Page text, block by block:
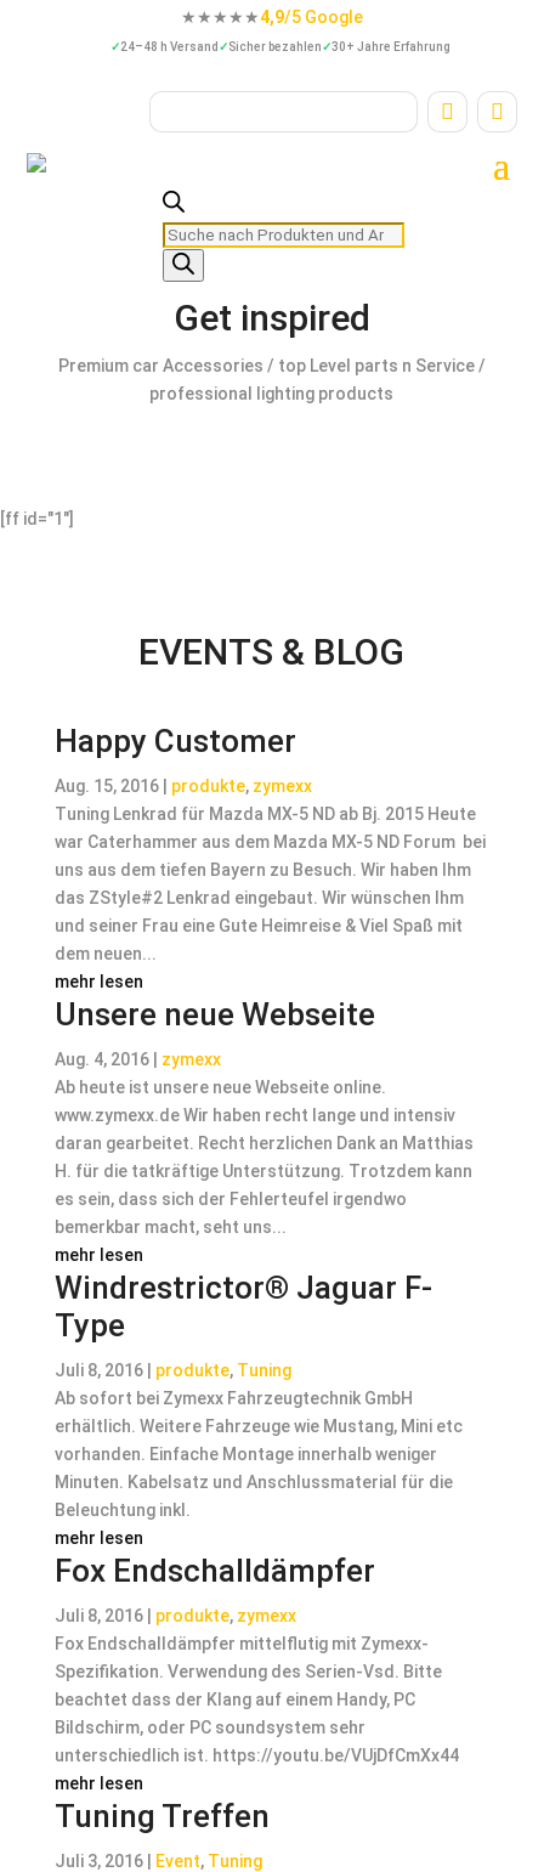
★★★★★4,9/5 Google
24–48 h Versand Sicher bezahlen 30+ Jahre Erfahrung


Products
search
Get inspired
Premium car Accessories / top Level parts n Service /
professional lighting products
[ff id="1"]
EVENTS & BLOG
Happy Customer
Aug. 15, 2016| produkte, zymexx
Tuning Lenkrad für Mazda MX-5 ND ab Bj. 2015 Heute
war Caterhammer aus dem Mazda MX-5 ND Forum bei
uns aus dem tiefen Bayern zu Besuch. Wir haben Ihm
das ZStyle#2 Lenkrad eingebaut. Wir wünschen Ihm
und seiner Frau eine Gute Heimreise & Viel Spaß mit
dem neuen...
mehr lesen
Unsere neue Webseite
Aug. 4, 2016| zymexx
Ab heute ist unsere neue Webseite online.
www.zymexx.de Wir haben recht lange und intensiv
daran gearbeitet. Recht herzlichen Dank an Matthias
H. für die tatkräftige Unterstützung. Trotzdem kann
es sein, dass sich der Fehlerteufel irgendwo
bemerkbar macht, seht uns...
mehr lesen
Windrestrictor® Jaguar F-
Type
Juli 8, 2016| produkte, Tuning
Ab sofort bei Zymexx Fahrzeugtechnik GmbH
erhältlich. Weitere Fahrzeuge wie Mustang, Mini etc
vorhanden. Einfache Montage innerhalb weniger
Minuten. Kabelsatz und Anschlussmaterial für die
Beleuchtung inkl.
mehr lesen
Fox Endschalldämpfer
Juli 8, 2016| produkte, zymexx
Fox Endschalldämpfer mittelflutig mit Zymexx-
Spezifikation. Verwendung des Serien-Vsd. Bitte
beachtet dass der Klang auf einem Handy, PC
Bildschirm, oder PC soundsystem sehr
unterschiedlich ist. https://youtu.be/VUjDfCmXx44
mehr lesen
Tuning Treffen
Juli 3, 2016| Event, Tuning